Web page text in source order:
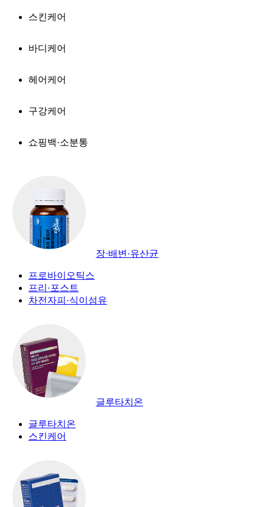
스킨케어
바디케어
헤어케어
구강케어
쇼핑백·소분통
장·배변·유산균
프로바이오틱스
프리·포스트
차전자피·식이섬유
글루타치온
글루타치온
스킨케어